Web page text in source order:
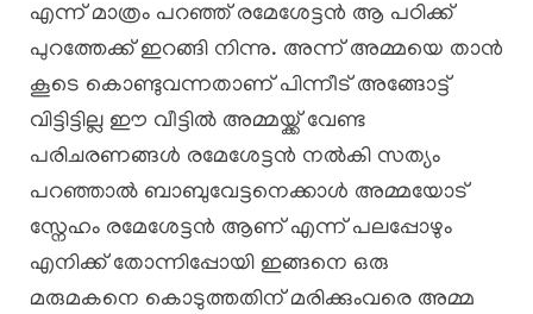
എന്ന് മാത്രം പറഞ്ഞ് രമേശേട്ടൻ ആ പഠിക്ക്
പുറത്തേക്ക് ഇറങ്ങി നിന്നു. അന്ന് അമ്മയെ താൻ
കൂടെ കൊണ്ടുവന്നതാണ് പിന്നീട് അങ്ങോട്ട്
വിട്ടിട്ടില്ല ഈ വീട്ടിൽ അമ്മയ്ക്ക് വേണ്ട
പരിചരണങ്ങൾ രമേശേട്ടൻ നൽകി സത്യം
പറഞ്ഞാൽ ബാബുവേട്ടനെക്കാൾ അമ്മയോട്
സ്നേഹം രമേശേട്ടൻ ആണ് എന്ന് പലപ്പോഴും
എനിക്ക് തോന്നിപ്പോയി ഇങ്ങനെ ഒരു
മരുമകനെ കൊടുത്തതിന് മരിക്കുംവരെ അമ്മ